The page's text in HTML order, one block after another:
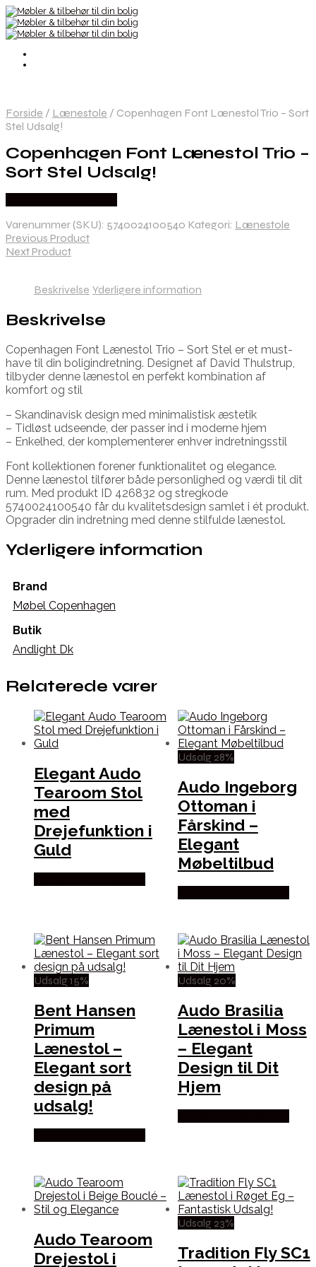
Forside / Lænestole / Copenhagen Font Lænestol Trio – Sort
Stel Udsalg!
Copenhagen Font Lænestol Trio –
Sort Stel Udsalg!
Varenummer (SKU): 5740024100540 Kategori: Lænestole
Previous Product
Next Product
Beskrivelse Yderligere information
Beskrivelse
Copenhagen Font Lænestol Trio – Sort Stel er et must-
have til din boligindretning. Designet af David Thulstrup,
tilbyder denne lænestol en perfekt kombination af
komfort og stil
– Skandinavisk design med minimalistisk æstetik
– Tidløst udseende, der passer ind i moderne hjem
– Enkelhed, der komplementerer enhver indretningsstil
Font kollektionen forener funktionalitet og elegance.
Denne lænestol tilfører både personlighed og værdi til dit
rum. Med produkt ID 426832 og stregkode
5740024100540 får du kvalitetsdesign samlet i ét produkt.
Opgrader din indretning med denne stilfulde lænestol.
Yderligere information
Brand
Møbel Copenhagen
Butik
Andlight Dk
Relaterede varer
Elegant Audo
Tearoom Stol
med
Drejefunktion i
Guld
Udsalg 28%
Audo Ingeborg
Ottoman i
Fårskind –
Elegant
Møbeltilbud
Udsalg 15%
Bent Hansen
Primum
Lænestol –
Elegant sort
design på
udsalg!
Udsalg 20%
Audo Brasilia
Lænestol i Moss
– Elegant
Design til Dit
Hjem
Audo Tearoom
Drejestol i
Udsalg 23%
Tradition Fly SC1